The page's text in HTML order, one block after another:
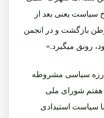
سیاست یعنی بعد از
به وطن بازگشت و در انجمن
رونق میگیرد.»
سیاسی مشروطه
هفتم شورای ملی
سیاست استبدادی